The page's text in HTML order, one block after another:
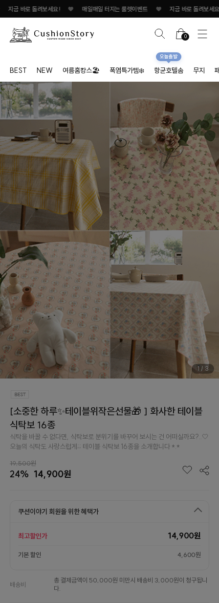
바로 돌려보세요! ♥ 매일매일 터지는 룰렛이벤트 ♥ 지금 바로 돌려보세요!/
0
BEST NEW 여름홈캉스🏖 폭염특가템❄️ 항균호텔솜
오늘출발
무지
1 / 3
[소중한 하루✨테이블위작은선물🎁 ] 화사한 테이블
식탁보 16종
식탁을 바꿀 수 없다면, 식탁보로 분위기를 바꾸어 보시는 건 어떠실까요?..🤍
오늘의 식탁도 사랑스럽게;; 테이블 식탁보 16종을 소개합니다 *.*
19,500원
24% 14,900원
쿠션이야기 회원을 위한 혜택가
최고할인가 14,900원
기본 할인 4,600원
배송비
총 결제금액이 50,000원 미만시 배송비 3,000원이 청구됩니
다.